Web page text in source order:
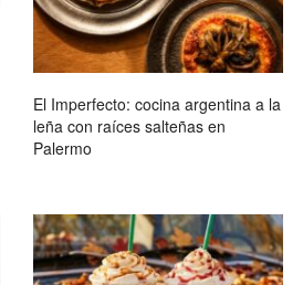
El Imperfecto: cocina argentina a la
leña con raíces salteñas en
Palermo